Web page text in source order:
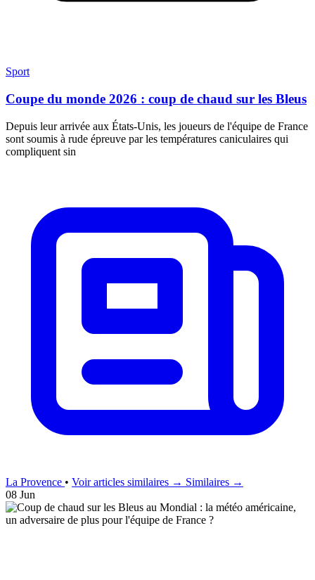
Sport
Coupe du monde 2026 : coup de chaud sur les Bleus
Depuis leur arrivée aux États-Unis, les joueurs de l'équipe de France
sont soumis à rude épreuve par les températures caniculaires qui
compliquent sin
La Provence • Voir articles similaires → Similaires →
08 Jun